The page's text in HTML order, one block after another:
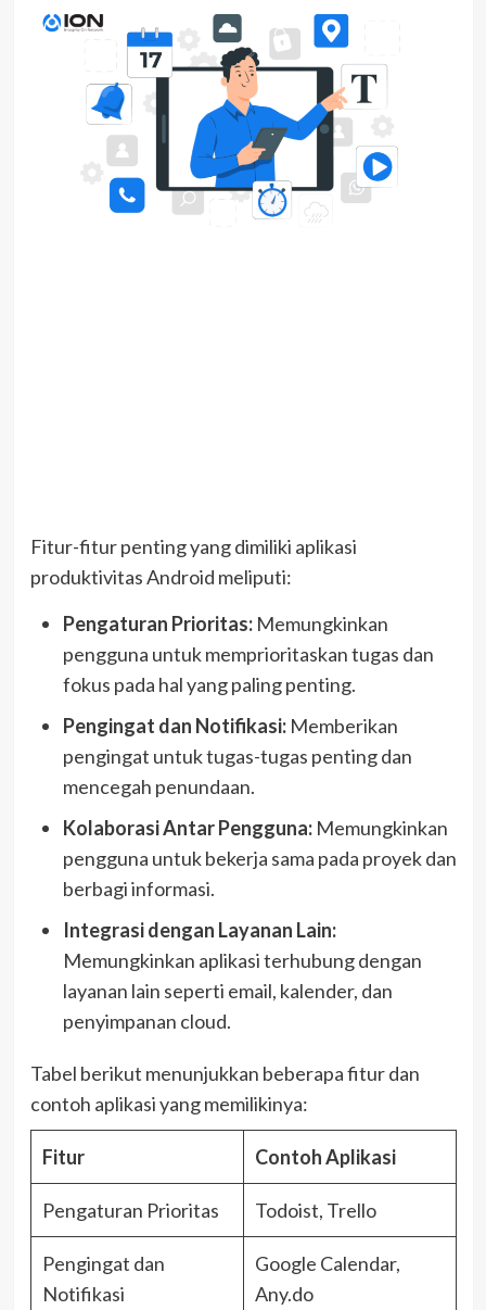
Fitur-fitur penting yang dimiliki aplikasi
produktivitas Android meliputi:
Pengaturan Prioritas:Memungkinkan
pengguna untuk memprioritaskan tugas dan
fokus pada hal yang paling penting.
Pengingat dan Notifikasi:Memberikan
pengingat untuk tugas-tugas penting dan
mencegah penundaan.
Kolaborasi Antar Pengguna:Memungkinkan
pengguna untuk bekerja sama pada proyek dan
berbagi informasi.
Integrasi dengan Layanan Lain:
Memungkinkan aplikasi terhubung dengan
layanan lain seperti email, kalender, dan
penyimpanan cloud.
Tabel berikut menunjukkan beberapa fitur dan
contoh aplikasi yang memilikinya:
Fitur Contoh Aplikasi
Pengaturan Prioritas Todoist, Trello
Pengingat dan
Notifikasi
Google Calendar,
Any.do